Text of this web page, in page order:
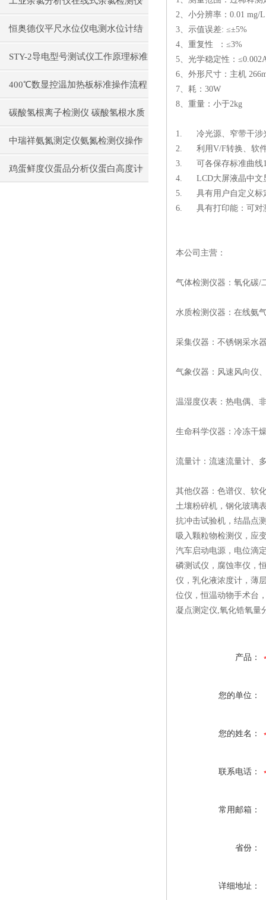
日常维护注意事项安装与接线步骤
恒奥德仪平尺水位仪电测水位计结
构原理操作使用
STY-2导电型号测试仪工作原理标准
操作流程
400℃数显控温加热板标准操作流程
碳酸氢根离子检测仪 碳酸氢根水质
测定仪操作使用
中瑞祥氨氮测定仪氨氮检测仪操作
前准备使用注意事项
鸡蛋鲜度仪蛋品分析仪蛋白高度计
2、小分辨率：0.01 mg/L
3、示值误差: ≤±5%
4、重复性 ：≤3%
5、光学稳定性：
6、外形尺寸：主机
7、耗：30W
8、重量：小于2kg
1. 冷光源、窄带干涉
2. 利用V/F转换、软
3. 可各保存标准曲线
4. LCD大屏液晶中文
5. 具有用户自定义标
6. 具有打印能：可对
本公司主营：
气体检测仪器：氧化碳/
水质检测仪器：在线氨
采集仪器：不锈钢采水
气象仪器：风速风向仪
温湿度仪表：热电偶、
生命科学仪器：冷冻干
流量计：流速流量计、
其他仪器：色谱仪、软
土壤粉碎机，钢化玻璃
抗冲击试验机，结晶点
吸入颗粒物检测仪，应
汽车启动电源，电位滴
磷测试仪，腐蚀率仪，
仪，乳化液浓度计，薄
位仪，恒温动物手术台
凝点测定仪,氧化锆氧量
产品：
您的单位：
您的姓名：
联系电话：
常用邮箱：
省份：
详细地址：